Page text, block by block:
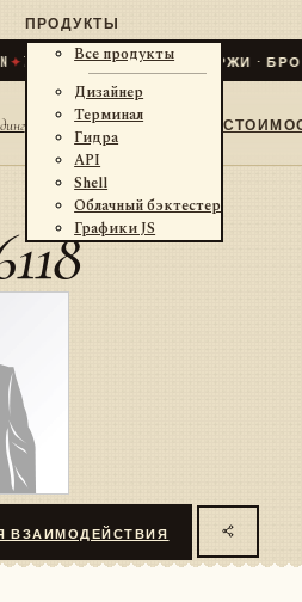
✦70 + КОННЕКТОРОВ · БИРЖИ ·
ПРОДУКТЫ
Все продукты
Дизайнер
Терминал
Гидра
API
Shell
Облачный бэктестер
Графики JS
ВЗАИМОДЕЙСТВИЯ